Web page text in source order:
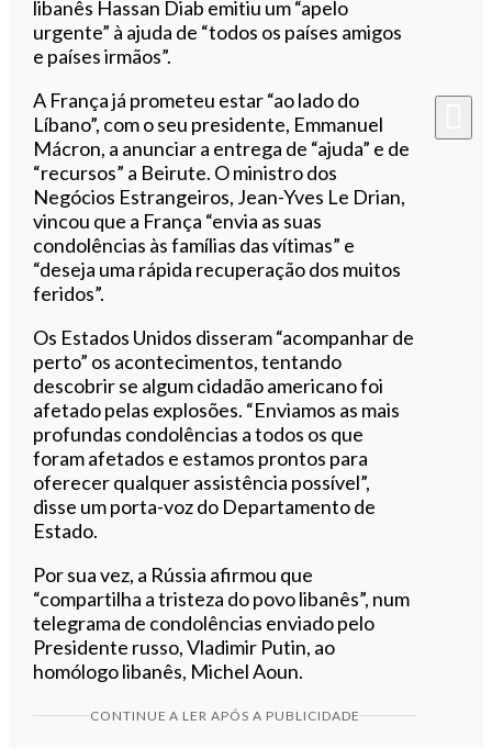
libanês Hassan Diab emitiu um “apelo
urgente” à ajuda de “todos os países amigos
e países irmãos”.
A França já prometeu estar “ao lado do
Líbano”, com o seu presidente, Emmanuel
Mácron, a anunciar a entrega de “ajuda” e de
“recursos” a Beirute. O ministro dos
Negócios Estrangeiros, Jean-Yves Le Drian,
vincou que a França “envia as suas
condolências às famílias das vítimas” e
“deseja uma rápida recuperação dos muitos
feridos”.
Os Estados Unidos disseram “acompanhar de
perto” os acontecimentos, tentando
descobrir se algum cidadão americano foi
afetado pelas explosões. “Enviamos as mais
profundas condolências a todos os que
foram afetados e estamos prontos para
oferecer qualquer assistência possível”,
disse um porta-voz do Departamento de
Estado.
Por sua vez, a Rússia afirmou que
“compartilha a tristeza do povo libanês”, num
telegrama de condolências enviado pelo
Presidente russo, Vladimir Putin, ao
homólogo libanês, Michel Aoun.
CONTINUE A LER APÓS A PUBLICIDADE